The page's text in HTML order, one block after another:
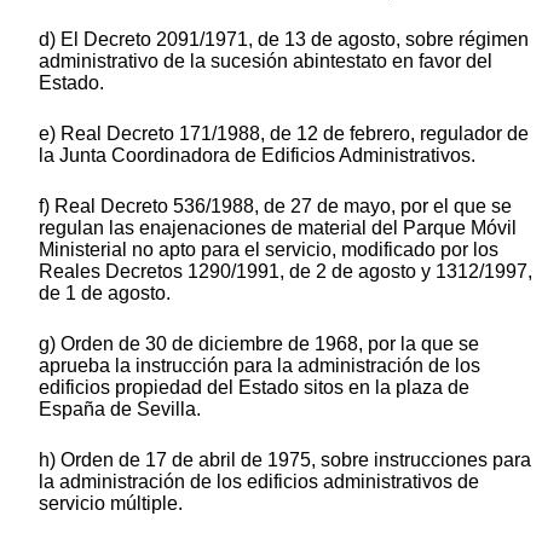
d) El Decreto 2091/1971, de 13 de agosto, sobre régimen
administrativo de la sucesión abintestato en favor del
Estado.
e) Real Decreto 171/1988, de 12 de febrero, regulador de
la Junta Coordinadora de Edificios Administrativos.
f) Real Decreto 536/1988, de 27 de mayo, por el que se
regulan las enajenaciones de material del Parque Móvil
Ministerial no apto para el servicio, modificado por los
Reales Decretos 1290/1991, de 2 de agosto y 1312/1997,
de 1 de agosto.
g) Orden de 30 de diciembre de 1968, por la que se
aprueba la instrucción para la administración de los
edificios propiedad del Estado sitos en la plaza de
España de Sevilla.
h) Orden de 17 de abril de 1975, sobre instrucciones para
la administración de los edificios administrativos de
servicio múltiple.